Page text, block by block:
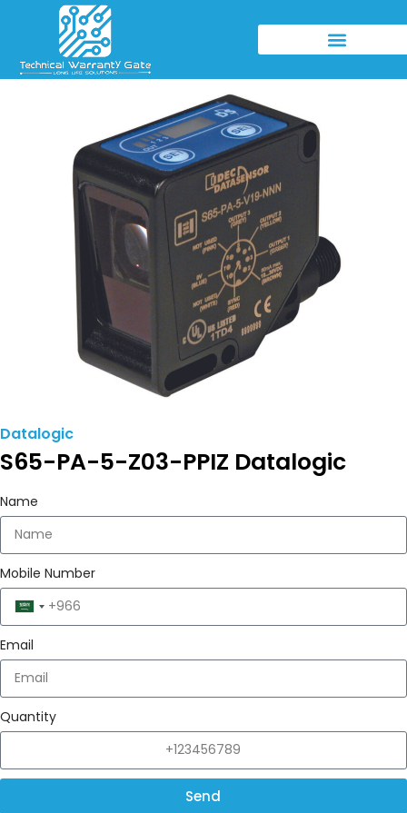
Datalogic
S65-PA-5-Z03-PPIZ Datalogic
Name
Mobile Number
Saudi
Arabia
+966
Email
Quantity
Send